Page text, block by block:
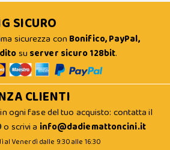
SICURO
sicurezza con Bonifico, PayPal,
su server sicuro 128bit.
CLIENTI
ogni fase del tuo acquisto: contatta il
o scrivi a info@dadiemattoncini.it
Venerdì dalle 9:30 alle 16:30